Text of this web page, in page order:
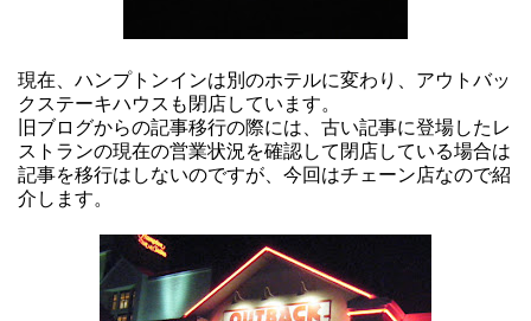
現在、ハンプトンインは別のホテルに変わり、アウトバッ
クステーキハウスも閉店しています。
旧ブログからの記事移行の際には、古い記事に登場したレ
ストランの現在の営業状況を確認して閉店している場合は
記事を移行はしないのですが、今回はチェーン店なので紹
介します。